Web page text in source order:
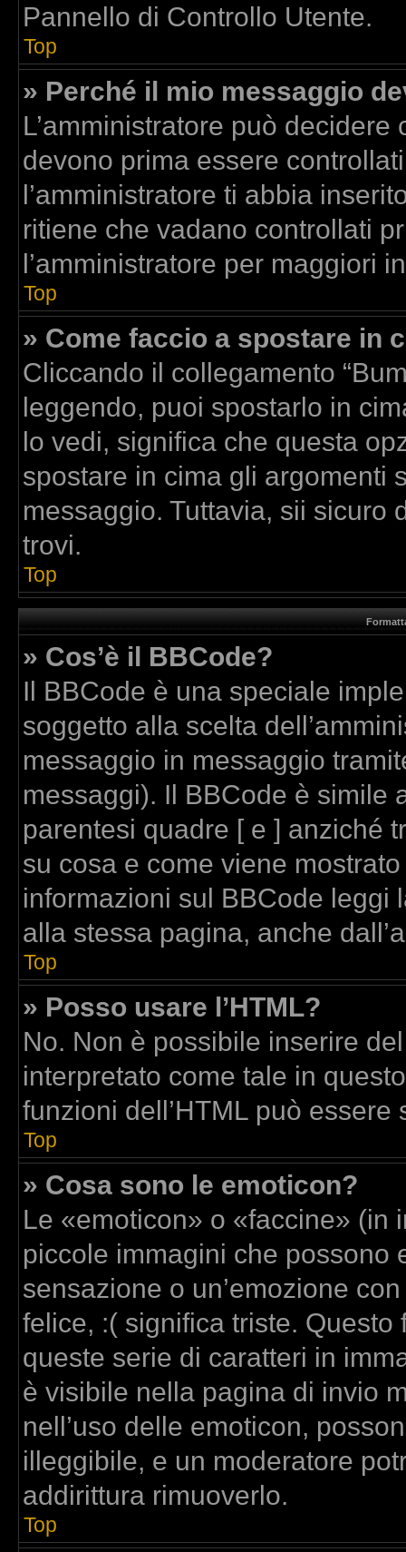
Pannello di Controllo Utente.
Top
» Perché il mio messaggio
L’amministratore può
devono prima essere
l’amministratore ti abbia
ritiene che vadano controllati
l’amministratore per maggiori
Top
» Come faccio a spostare in
Cliccando il collegamento
leggendo, puoi spostarlo in
lo vedi, significa che questa
spostare in cima gli argomenti
messaggio. Tuttavia, sii sicuro
trovi.
Top
» Cos’è il BBCode?
Il BBCode è una speciale
soggetto alla scelta
messaggio in messaggio
messaggi). Il BBCode è simile
parentesi quadre [ e ] anziché
su cosa e come viene
informazioni sul BBCode leggi
alla stessa pagina, anche
Top
» Posso usare l’HTML?
No. Non è possibile inserire
interpretato come tale in
funzioni dell’HTML può
Top
» Cosa sono le emoticon?
Le «emoticon» o «faccine» (in
piccole immagini che possono
sensazione o un’emozione
felice, :( significa triste.
queste serie di caratteri in
è visibile nella pagina di invio
nell’uso delle emoticon,
illeggibile, e un moderatore
addirittura rimuoverlo.
Top